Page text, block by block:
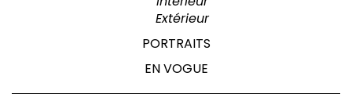
Extérieur
PORTRAITS
EN VOGUE